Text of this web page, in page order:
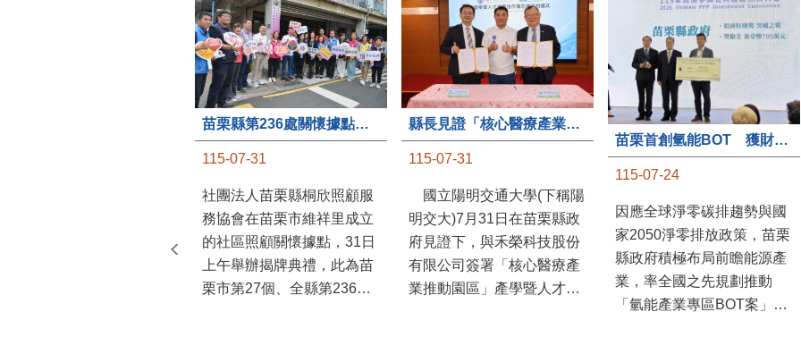
苗栗縣第236處關懷據點在苗栗市維祥里揭牌
115-07-31
社團法人苗栗縣桐欣照顧服
務協會在苗栗市維祥里成立
的社區照顧關懷據點，31日
上午舉辦揭牌典禮，此為苗
栗市第27個、全縣第236處
縣長見證「核心醫療產業推動園區」產學合作簽約儀式
115-07-31
國立陽明交通大學(下稱陽
明交大)7月31日在苗栗縣政
府見證下，與禾榮科技股份
有限公司簽署「核心醫療產
業推動園區」產學暨人才培
苗栗首創氫能BOT 獲財政部「突破之翼」肯定
115-07-24
因應全球淨零碳排趨勢與國
家2050淨零排放政策，苗栗
縣政府積極布局前瞻能源產
業，率全國之先規劃推動
「氫能產業專區BOT案」，